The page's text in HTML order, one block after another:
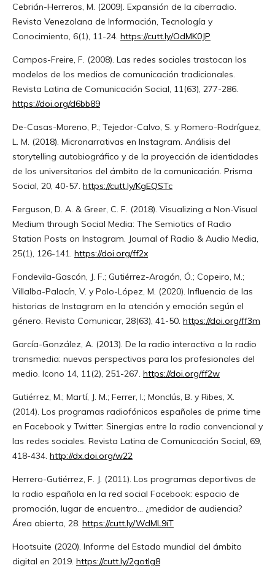
Cebrián-Herreros, M. (2009). Expansión de la ciberradio.
Revista Venezolana de Información, Tecnología y
Conocimiento, 6(1), 11-24. https://cutt.ly/OdMK0JP
Campos-Freire, F. (2008). Las redes sociales trastocan los
modelos de los medios de comunicación tradicionales.
Revista Latina de Comunicación Social, 11(63), 277-286.
https://doi.org/d6bb89
De-Casas-Moreno, P.; Tejedor-Calvo, S. y Romero-Rodríguez,
L. M. (2018). Micronarrativas en Instagram. Análisis del
storytelling autobiográfico y de la proyección de identidades
de los universitarios del ámbito de la comunicación. Prisma
Social, 20, 40-57. https://cutt.ly/KgEQSTc
Ferguson, D. A. & Greer, C. F. (2018). Visualizing a Non-Visual
Medium through Social Media: The Semiotics of Radio
Station Posts on Instagram. Journal of Radio & Audio Media,
25(1), 126-141. https://doi.org/ff2x
Fondevila-Gascón, J. F.; Gutiérrez-Aragón, Ó.; Copeiro, M.;
Villalba-Palacín, V. y Polo-López, M. (2020). Influencia de las
historias de Instagram en la atención y emoción según el
género. Revista Comunicar, 28(63), 41-50. https://doi.org/ff3m
García-González, A. (2013). De la radio interactiva a la radio
transmedia: nuevas perspectivas para los profesionales del
medio. Icono 14, 11(2), 251-267. https://doi.org/ff2w
Gutiérrez, M.; Martí, J. M.; Ferrer, I.; Monclús, B. y Ribes, X.
(2014). Los programas radiofónicos españoles de prime time
en Facebook y Twitter: Sinergias entre la radio convencional y
las redes sociales. Revista Latina de Comunicación Social, 69,
418-434. http://dx.doi.org/w22
Herrero-Gutiérrez, F. J. (2011). Los programas deportivos de
la radio española en la red social Facebook: espacio de
promoción, lugar de encuentro... ¿medidor de audiencia?
Área abierta, 28. https://cutt.ly/WdML9iT
Hootsuite (2020). Informe del Estado mundial del ámbito
digital en 2019. https://cutt.ly/2gotlg8